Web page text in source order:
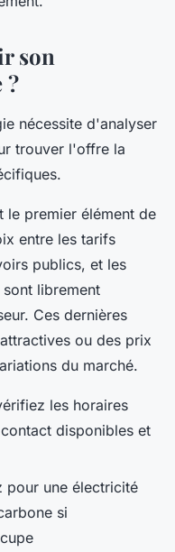
son
?
nécessite d'analyser
trouver l'offre la
le premier élément de
entre les tarifs
publics, et les
librement
Ces dernières
ou des prix
du marché.
les horaires
disponibles et
pour une électricité
si